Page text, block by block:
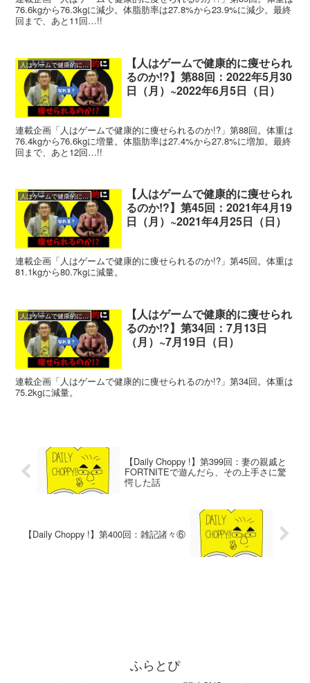
76.6kgから76.3kgに減少。体脂肪率は27.8%から23.9%に減少。最終
回まで、あと11回…!!
人はゲームで健康的に痩せられるのか!?
【人はゲームで健康的に痩せられ
るのか!?】第88回：2022年5月30
日（月）~2022年6月5日（日）
連載企画「人はゲームで健康的に痩せられるのか!?」第88回。体重は
76.4kgから76.6kgに増量。体脂肪率は27.4%から27.8%に増加。最終
回まで、あと12回…!!
人はゲームで健康的に痩せられるのか!?
【人はゲームで健康的に痩せられ
るのか!?】第45回：2021年4月19
日（月）~2021年4月25日（日）
連載企画「人はゲームで健康的に痩せられるのか!?」第45回。体重は
81.1kgから80.7kgに減量。
人はゲームで健康的に痩せられるのか!?
【人はゲームで健康的に痩せられ
るのか!?】第34回：7月13日
（月）~7月19日（日）
連載企画「人はゲームで健康的に痩せられるのか!?」第34回。体重は
75.2kgに減量。
【Daily Choppy !】第399回：妻の親戚と
FORTNITEで遊んだら、その上手さに驚
愕した話
【Daily Choppy !】第400回：雑記諸々⑥
ふらとぴ